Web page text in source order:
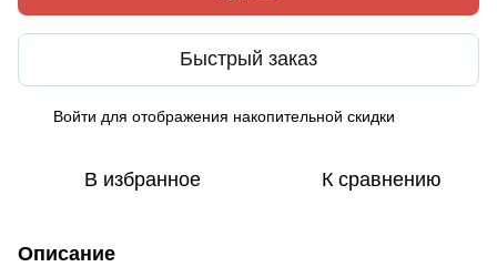
Быстрый заказ
Войти для отображения накопительной скидки
В избранное К сравнению
Описание